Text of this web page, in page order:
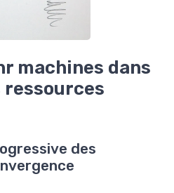
machines dans
ressources
des